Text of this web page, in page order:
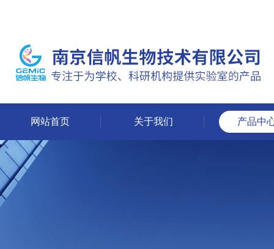
网站首页 关于我们 产品中